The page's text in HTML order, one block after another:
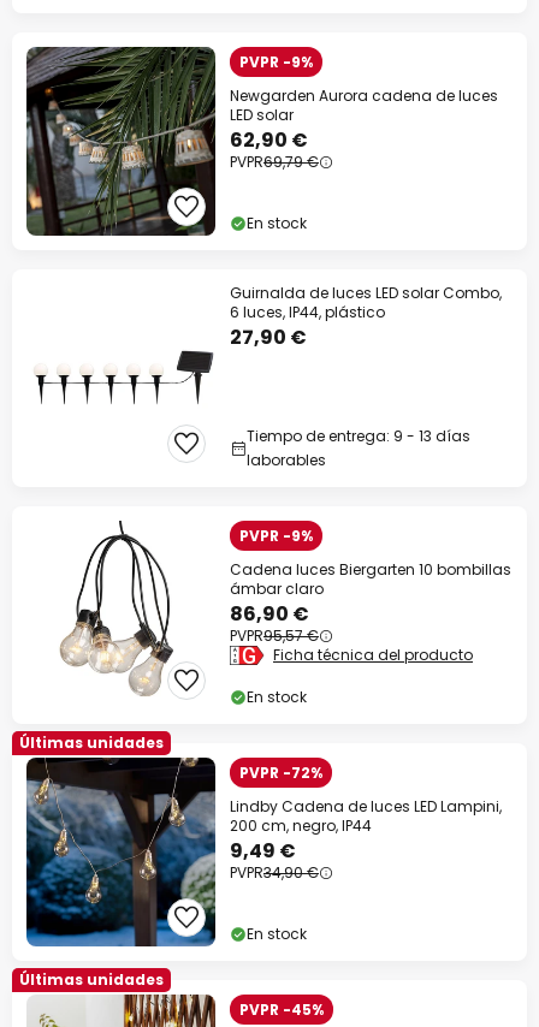
PVPR -9%
Newgarden Aurora cadena de luces
LED solar
62,90 €
PVPR69,79 €
En stock
Guirnalda de luces LED solar Combo,
6 luces, IP44, plástico
27,90 €
Tiempo de entrega: 9 - 13 días
laborables
PVPR -9%
Cadena luces Biergarten 10 bombillas
ámbar claro
86,90 €
PVPR95,57 €
Ficha técnica del producto
En stock
Últimas unidades
PVPR -72%
Lindby Cadena de luces LED Lampini,
200 cm, negro, IP44
9,49 €
PVPR34,90 €
En stock
Últimas unidades
PVPR -45%